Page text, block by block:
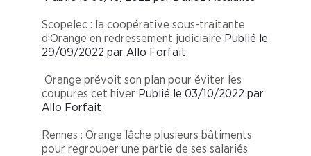
Scopelec : la coopérative sous-traitante
d’Orange en redressement judiciaire Publié le
29/09/2022 par Allo Forfait
Orange prévoit son plan pour éviter les
coupures cet hiver Publié le 03/10/2022 par
Allo Forfait
Rennes : Orange lâche plusieurs bâtiments
pour regrouper une partie de ses salariés